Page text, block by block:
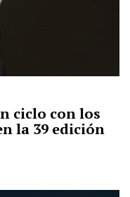
ciclo con los
la 39 edición